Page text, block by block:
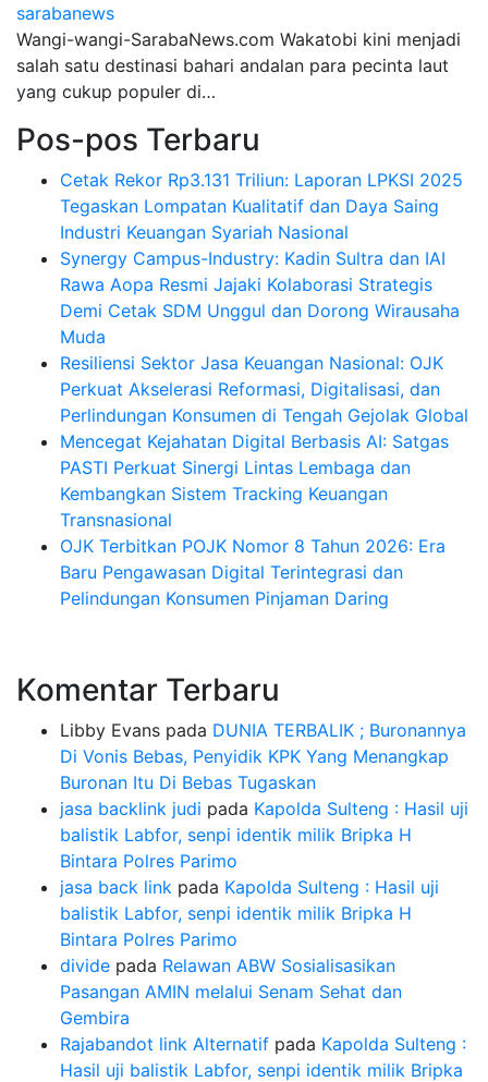
sarabanews
Wangi-wangi-SarabaNews.com Wakatobi kini menjadi
salah satu destinasi bahari andalan para pecinta laut
yang cukup populer di…
Pos-pos Terbaru
Cetak Rekor Rp3.131 Triliun: Laporan LPKSI 2025
Tegaskan Lompatan Kualitatif dan Daya Saing
Industri Keuangan Syariah Nasional
Synergy Campus-Industry: Kadin Sultra dan IAI
Rawa Aopa Resmi Jajaki Kolaborasi Strategis
Demi Cetak SDM Unggul dan Dorong Wirausaha
Muda
Resiliensi Sektor Jasa Keuangan Nasional: OJK
Perkuat Akselerasi Reformasi, Digitalisasi, dan
Perlindungan Konsumen di Tengah Gejolak Global
Mencegat Kejahatan Digital Berbasis AI: Satgas
PASTI Perkuat Sinergi Lintas Lembaga dan
Kembangkan Sistem Tracking Keuangan
Transnasional
OJK Terbitkan POJK Nomor 8 Tahun 2026: Era
Baru Pengawasan Digital Terintegrasi dan
Pelindungan Konsumen Pinjaman Daring
Komentar Terbaru
Libby Evans pada DUNIA TERBALIK ; Buronannya
Di Vonis Bebas, Penyidik KPK Yang Menangkap
Buronan Itu Di Bebas Tugaskan
jasa backlink judi pada Kapolda Sulteng : Hasil uji
balistik Labfor, senpi identik milik Bripka H
Bintara Polres Parimo
jasa back link pada Kapolda Sulteng : Hasil uji
balistik Labfor, senpi identik milik Bripka H
Bintara Polres Parimo
divide pada Relawan ABW Sosialisasikan
Pasangan AMIN melalui Senam Sehat dan
Gembira
Rajabandot link Alternatif pada Kapolda Sulteng :
Hasil uji balistik Labfor, senpi identik milik Bripka